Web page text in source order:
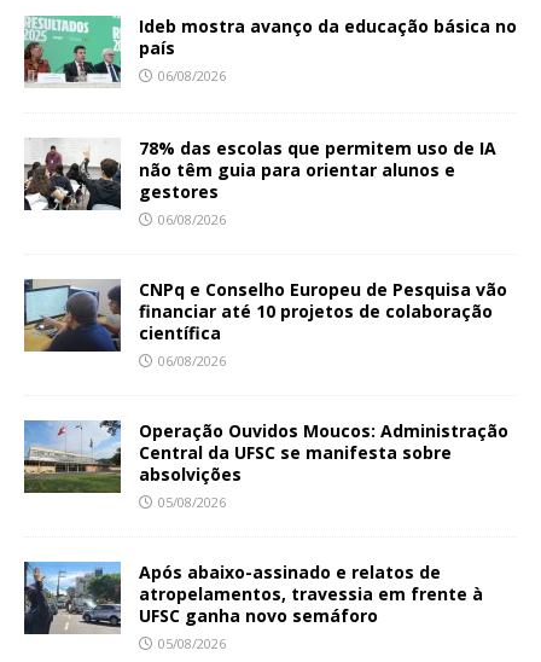
Ideb mostra avanço da educação básica no
país
06/08/2026
78% das escolas que permitem uso de IA
não têm guia para orientar alunos e
gestores
06/08/2026
CNPq e Conselho Europeu de Pesquisa vão
financiar até 10 projetos de colaboração
científica
06/08/2026
Operação Ouvidos Moucos: Administração
Central da UFSC se manifesta sobre
absolvições
05/08/2026
Após abaixo-assinado e relatos de
atropelamentos, travessia em frente à
UFSC ganha novo semáforo
05/08/2026